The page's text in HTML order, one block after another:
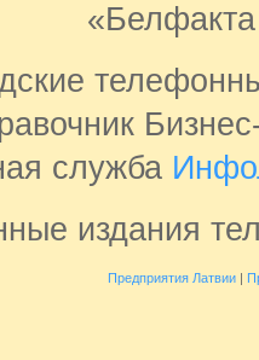
служба
издания
Предприятия Латвии|